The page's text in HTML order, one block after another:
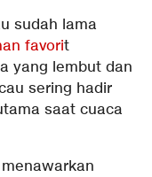
sudah lama
favorit
yang lembut dan
sering hadir
saat cuaca